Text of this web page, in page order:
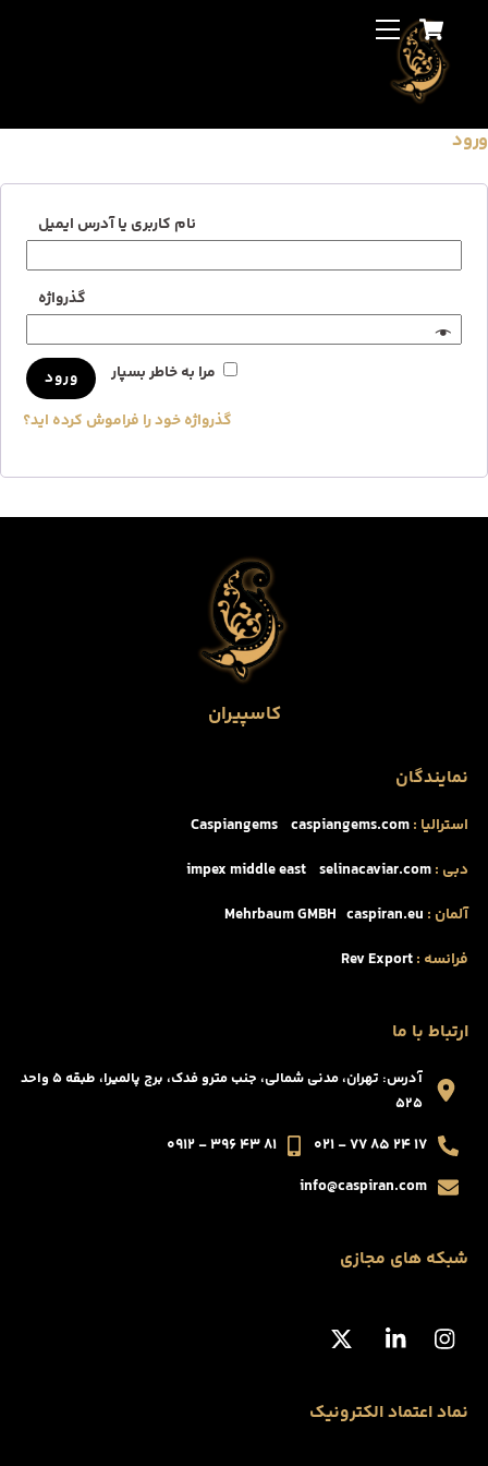
content
MenuCart
ورود
نام کاربری یا آدرس ایمیل
گذرواژه
مرا به خاطر بسپار
ورود
گذرواژه خود را فراموش کرده اید؟
کاسپیران
نمایندگان
استرالیا : Caspiangemscaspiangems.com
دبی :
impex middle eastselinacaviar.com
آلمان :
Mehrbaum GMBHcaspiran.eu
فرانسه :Rev Export
ارتباط با ما
آدرس: تهران، مدنی شمالی، جنب مترو فدک، برج پالمیرا، طبقه ۵ واحد
۵۲۵
۱۷ ۲۴ ۸۵ ۷۷ - ۰۲۱
۸۱ ۴۳ ۳۹۶ - ۰۹۱۲
info@caspiran.com
شبکه های مجازی
نماد اعتماد الکترونیک